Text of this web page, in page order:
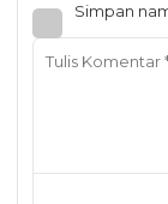
Simpan